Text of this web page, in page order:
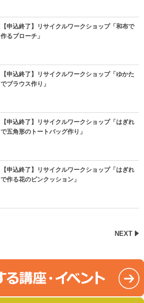
【申込終了】リサイクルワークショップ「和布で
作るブローチ」
【申込終了】リサイクルワークショップ「ゆかた
でブラウス作り」
【申込終了】リサイクルワークショップ「はぎれ
で五角形のトートバッグ作り」
【申込終了】リサイクルワークショップ「はぎれ
で作る花のピンクッション」
NEXT